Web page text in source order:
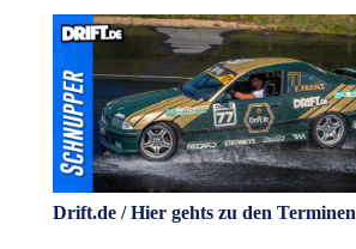
Drift.de / Hier gehts zu den Terminen